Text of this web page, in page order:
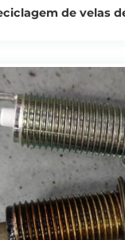
de velas
platina
Ver
Obtenha o preço